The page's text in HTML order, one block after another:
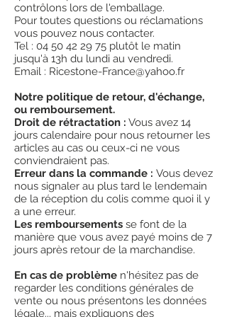
contrôlons lors de l'emballage.
Pour toutes questions ou réclamations
vous pouvez nous contacter.
Tel : 04 50 42 29 75 plutôt le matin
jusqu'à 13h du lundi au vendredi.
Email : Ricestone-France@yahoo.fr
Notre politique de retour, d'échange,
ou remboursement.
Droit de rétractation : Vous avez 14
jours calendaire pour nous retourner les
articles au cas ou ceux-ci ne vous
conviendraient pas.
Erreur dans la commande : Vous devez
nous signaler au plus tard le lendemain
de la réception du colis comme quoi il y
a une erreur.
Les remboursements se font de la
manière que vous avez payé moins de 7
jours après retour de la marchandise.
En cas de problème n'hésitez pas de
regarder les conditions générales de
vente ou nous présentons les données
légale... mais expliquons des